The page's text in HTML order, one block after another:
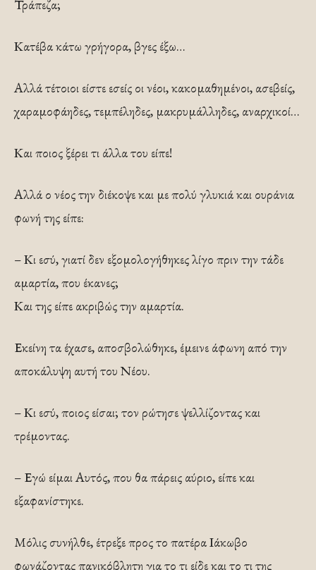
Τράπεζα;
Κατέβα κάτω γρήγορα, βγες έξω…
Αλλά τέτοιοι είστε εσείς οι νέοι, κακομαθημένοι, ασεβείς,
χαραμοφάηδες, τεμπέληδες, μακρυμάλληδες, αναρχικοί…
Και ποιος ξέρει τι άλλα του είπε!
Αλλά ο νέος την διέκοψε και με πολύ γλυκιά και ουράνια
φωνή της είπε:
– Κι εσύ, γιατί δεν εξομολογήθηκες λίγο πριν την τάδε
αμαρτία, που έκανες;
Και της είπε ακριβώς την αμαρτία.
Εκείνη τα έχασε, αποσβολώθηκε, έμεινε άφωνη από την
αποκάλυψη αυτή του Νέου.
– Κι εσύ, ποιος είσαι; τον ρώτησε ψελλίζοντας και
τρέμοντας.
– Εγώ είμαι Αυτός, που θα πάρεις αύριο, είπε και
εξαφανίστηκε.
Μόλις συνήλθε, έτρεξε προς το πατέρα Ιάκωβο
φωνάζοντας πανικόβλητη για το τι είδε και το τι της